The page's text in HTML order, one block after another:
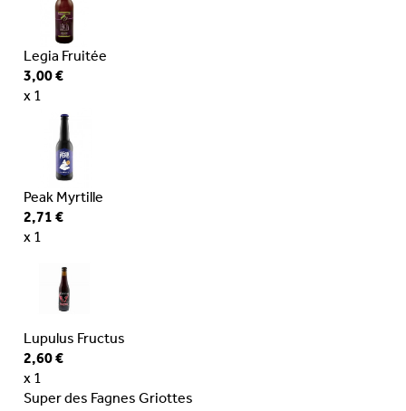
Legia Fruitée
3,00 €
x 1
Peak Myrtille
2,71 €
x 1
Lupulus Fructus
2,60 €
x 1
Super des Fagnes Griottes